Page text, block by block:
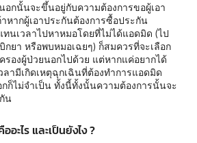
กนั้นจะขึ้นอยู่กับความต้องการขอผู้เอา
หากผู้เอาประกันต้องการซื้อประกัน
นเวลาไปหาหมอโดยที่ไม่ได้แอดมิด (ไป
ยา หรือพบหมอเฉยๆ) ก็สมควรที่จะเลือก
องผู้ป่วยนอกไปด้วย แต่หากแค่อยากได้
ลามีเกิดเหตุฉุกเฉินที่ต้องทำการแอดมิด
ก็ไม่จำเป็น ทั้งนี้ทั้งนั้นความต้องการนั้นจะ
น
อะไร และเป็นยังไง ?